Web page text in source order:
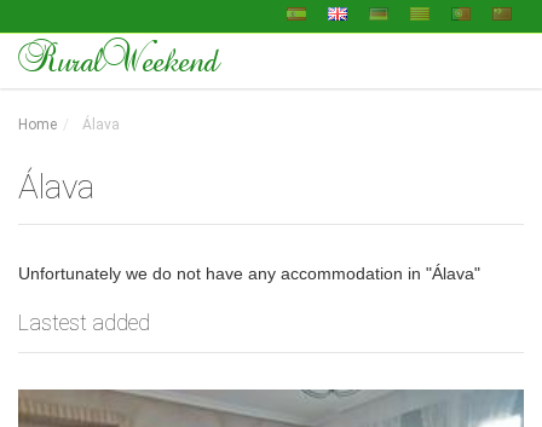
RuralWeekend
Home Álava
Álava
Unfortunately we do not have any accommodation in "Álava"
Lastest added